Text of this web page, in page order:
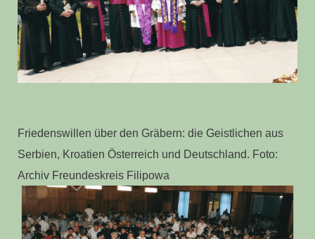
Friedenswillen über den Gräbern: die Geistlichen aus
Serbien, Kroatien Österreich und Deutschland. Foto:
Archiv Freundeskreis Filipowa